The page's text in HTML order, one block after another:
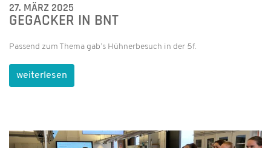
27. MÄRZ 2025
GEGACKER IN BNT
Passend zum Thema gab’s Hühnerbesuch in der 5f.
weiterlesen